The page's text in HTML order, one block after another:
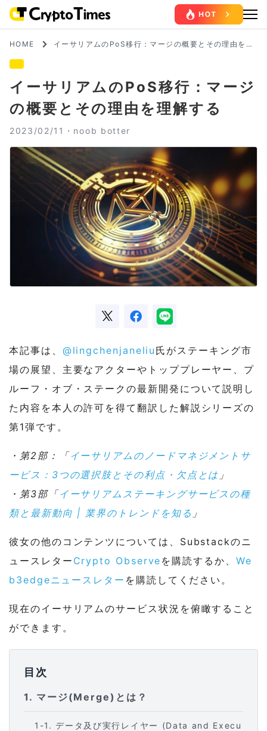
HOME
イーサリアムのPoS移行：マージの概要とその理由を理
イーサリアムのPoS移行：マージ
の概要とその理由を理解する
2023/02/11・ noob botter
本記事は、 @lingchenjaneliu 氏がステーキング市
場の展望、主要なアクターやトッププレーヤー、プ
ルーフ・オブ・ステークの最新開発について説明し
た内容を本人の許可を得て翻訳した解説シリーズの
第1弾です。
・第2部：「イーサリアムのノードマネジメントサ
ービス：3つの選択肢とその利点・欠点とは 」
・第3部「イーサリアムステーキングサービスの種
類と最新動向 | 業界のトレンドを知る 」
彼女の他のコンテンツについては、Substackのニ
ュースレター Crypto Observe を購読するか、 We
b3edgeニュースレター を購読してください。
現在のイーサリアムのサービス状況を俯瞰すること
ができます。
目次
1 マージ(Merge)とは？
1-1
データ及び実行レイヤー (Data and Execu